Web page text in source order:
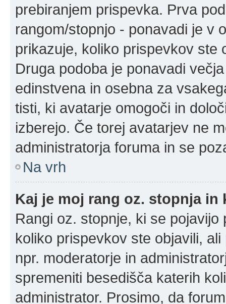
prebiranjem prispevka. Prva
rangom/stopnjo - ponavadi je v
prikazuje, koliko prispevkov ste
Druga podoba je ponavadi
edinstvena in osebna za
tisti, ki avatarje omogoči in
izberejo. Če torej avatarjev ne
administratorja foruma in se
Na vrh
Kaj je moj rang oz. stopnja in
Rangi oz. stopnje, ki se
koliko prispevkov ste objavili,
npr. moderatorje in
spremeniti besedišča katerih
administrator. Prosimo, da